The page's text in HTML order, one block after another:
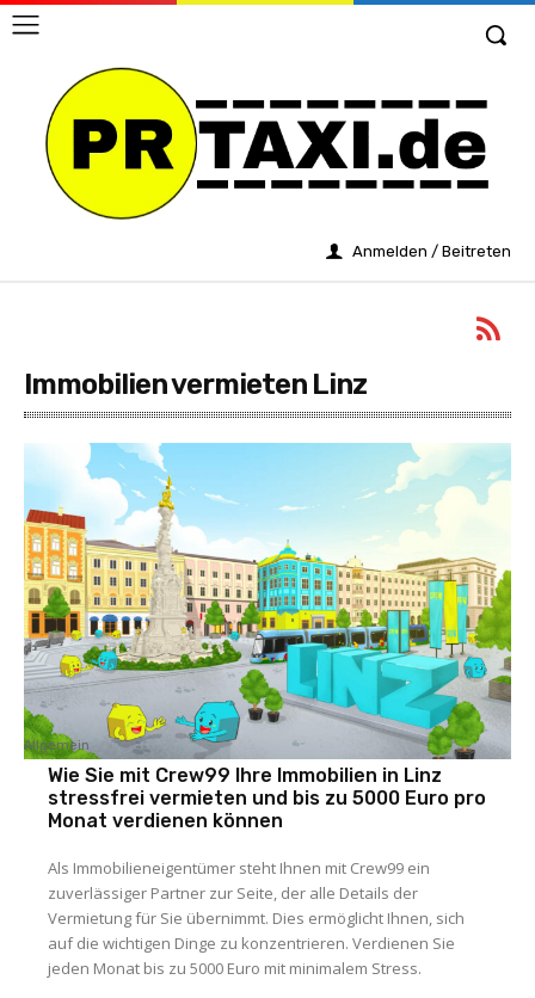
Anmelden / Beitreten
Immobilien vermieten Linz
Allgemein
Wie Sie mit Crew99 Ihre Immobilien in Linz
stressfrei vermieten und bis zu 5000 Euro pro
Monat verdienen können
Als Immobilieneigentümer steht Ihnen mit Crew99 ein
zuverlässiger Partner zur Seite, der alle Details der
Vermietung für Sie übernimmt. Dies ermöglicht Ihnen, sich
auf die wichtigen Dinge zu konzentrieren. Verdienen Sie
jeden Monat bis zu 5000 Euro mit minimalem Stress.